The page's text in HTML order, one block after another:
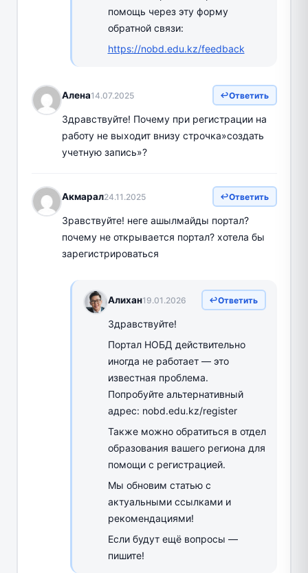
помощь через эту форму
обратной связи:
https://nobd.edu.kz/feedback
Алена14.07.2025 Ответить
Здравствуйте! Почему при регистрации на
работу не выходит внизу строчка»создать
учетную запись»?
Акмарал24.11.2025 Ответить
Зравствуйте! неге ашылмайды портал?
почему не открывается портал? хотела бы
зарегистрироваться
Алихан19.01.2026 Ответить
Здравствуйте!
Портал НОБД действительно
иногда не работает — это
известная проблема.
Попробуйте альтернативный
адрес: nobd.edu.kz/register
Также можно обратиться в отдел
образования вашего региона для
помощи с регистрацией.
Мы обновим статью с
актуальными ссылками и
рекомендациями!
Если будут ещё вопросы —
пишите!